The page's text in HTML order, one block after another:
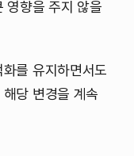
영향을 주지 않을
를 유지하면서도
당 변경을 계속